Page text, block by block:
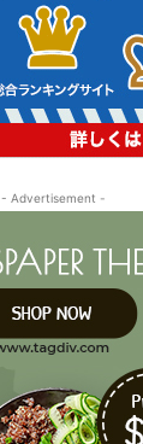
- Advertisement -